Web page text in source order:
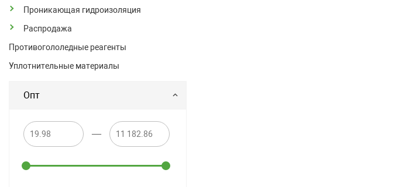
Проникающая гидроизоляция
Распродажа
Противогололедные реагенты
Уплотнительные материалы
Опт
—